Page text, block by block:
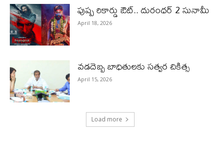
పుష్ప రికార్డు ఔట్‌.. దురంధ‌ర్ 2 సునామీ
April 18, 2026
వడదెబ్బ బాధితులకు సత్వర చికిత్స
April 15, 2026
Load more